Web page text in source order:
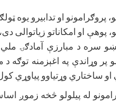
پروګرامونو او تدابیرو یوه
پوهې او امکاناتو زیاتوالی
سره د مبارزې آمادګۍ
وړاندې په اغېزمنه توګه
او ساختاري وړتیاوو پیاوړي
له پیلولو څخه زموږ